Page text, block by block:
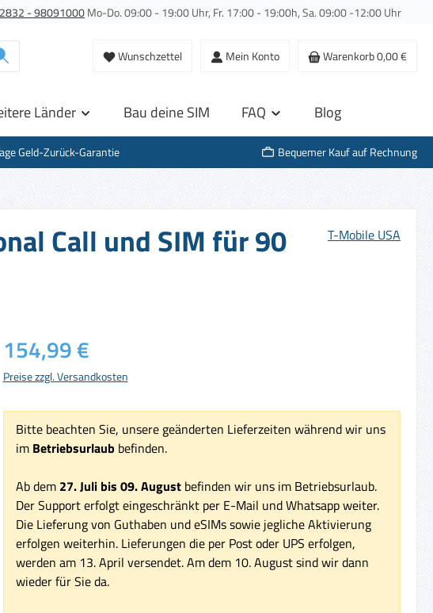
- 98091000Mo-Do. 09:00 - 19:00 Uhr, Fr. 17:00 - 19:00h, Sa. 09:00 -12:00 Uhr
Wunschzettel Mein Konto Warenkorb0,00 €
Länder Bau deine SIM FAQ Blog
Geld-Zurück-Garantie
Bequemer Kauf auf Rechnung
Call und SIM für 90 T-Mobile USA
Regulärer Preis:
154,99 €
Preise zzgl. Versandkosten
Bitte beachten Sie, unsere geänderten Lieferzeiten während wir uns
im Betriebsurlaub befinden.
Ab dem 27. Juli bis 09. Augustbefinden wir uns im Betriebsurlaub.
Der Support erfolgt eingeschränkt per E-Mail und Whatsapp weiter.
Die Lieferung von Guthaben und eSIMs sowie jegliche Aktivierung
erfolgen weiterhin. Lieferungen die per Post oder UPS erfolgen,
werden am 13. April versendet. Am dem 10. August sind wir dann
wieder für Sie da.